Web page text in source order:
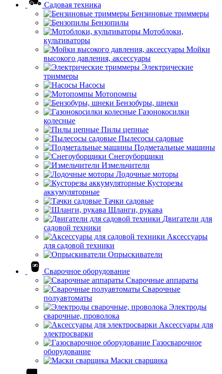
Садовая техника
Бензиновые триммеры
Бензопилы
Мотоблоки,
культиваторы
Мойки
высокого давления, аксессуары
Электрические
триммеры
Насосы
Мотопомпы
Бензобуры, шнеки
Газонокосилки
колесные
Пилы цепные
Пылесосы садовые
Подметальные машины
Снегоуборщики
Измельчители
Лодочные моторы
Кусторезы
аккумуляторные
Тачки садовые
Шланги, рукава
Двигатели для
садовой техники
Аксессуары
для садовой техники
Опрыскиватели
Сварочное оборудование
Сварочные аппараты
Сварочные
полуавтоматы
Электроды
сварочные, проволока
Аксессуары для
электросварки
Газосварочное
оборудование
Маски сварщика